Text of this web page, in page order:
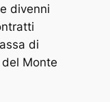
divenni
di
Monte